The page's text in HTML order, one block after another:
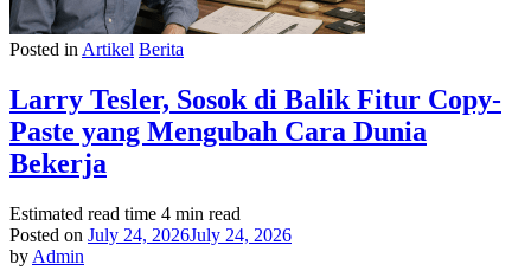
Posted inArtikel Berita
Larry Tesler, Sosok di Balik Fitur Copy-
Paste yang Mengubah Cara Dunia
Bekerja
Estimated read time 4 min read
Posted on July 24, 2026July 24, 2026
by Admin